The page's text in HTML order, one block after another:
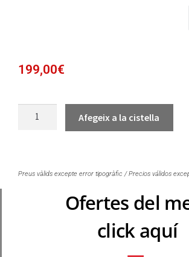
199,00€
Afegeix a la cistella
Preus vàlids excepte error tipogràfic / Precios válidos
Ofertes del
click aquí